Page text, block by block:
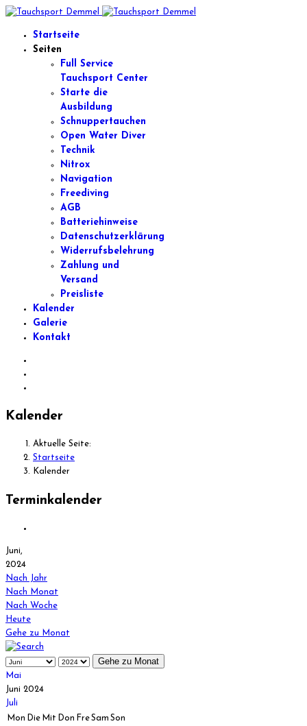
Startseite
Seiten
Full Service
Tauchsport Center
Starte die
Ausbildung
Schnuppertauchen
Open Water Diver
Technik
Nitrox
Navigation
Freediving
AGB
Batteriehinweise
Datenschutzerklärung
Widerrufsbelehrung
Zahlung und
Versand
Preisliste
Kalender
Galerie
Kontakt
Kalender
Aktuelle Seite:
Startseite
Kalender
Terminkalender
Juni,
2024
Nach Jahr
Nach Monat
Nach Woche
Heute
Gehe zu Monat
Gehe zu Monat
Mai
Juni 2024
Juli
Mon Die Mit Don FreSam Son